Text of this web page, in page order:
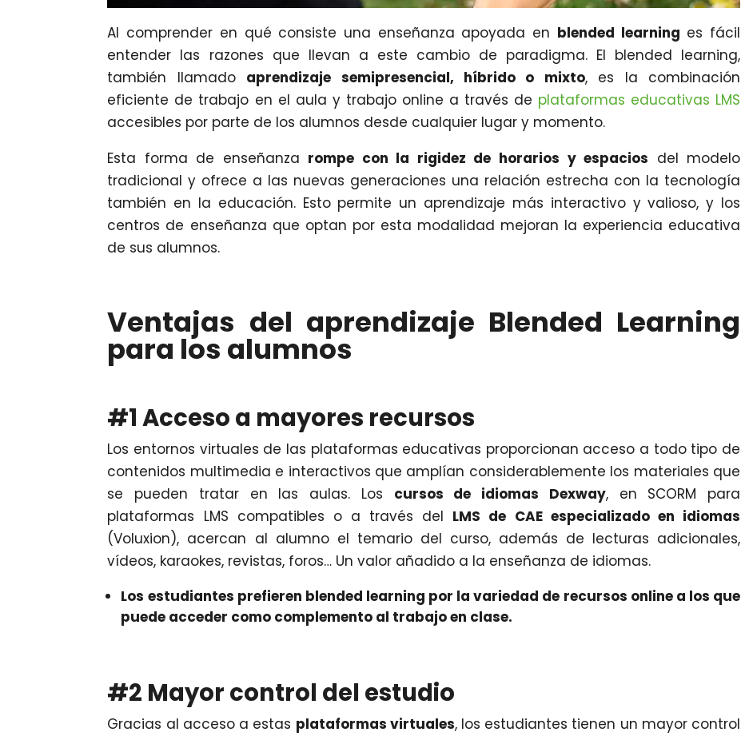
Al comprender en qué consiste una enseñanza apoyada en blended learning es fácil
entender las razones que llevan a este cambio de paradigma. El blended learning,
también llamado aprendizaje semipresencial, híbrido o mixto, es la combinación
eficiente de trabajo en el aula y trabajo online a través de plataformas educativas LMS
accesibles por parte de los alumnos desde cualquier lugar y momento.
Esta forma de enseñanza rompe con la rigidez de horarios y espacios del modelo
tradicional y ofrece a las nuevas generaciones una relación estrecha con la tecnología
también en la educación. Esto permite un aprendizaje más interactivo y valioso, y los
centros de enseñanza que optan por esta modalidad mejoran la experiencia educativa
de sus alumnos.
Ventajas del aprendizaje Blended Learning
para los alumnos
#1 Acceso a mayores recursos
Los entornos virtuales de las plataformas educativas proporcionan acceso a todo tipo de
contenidos multimedia e interactivos que amplían considerablemente los materiales que
se pueden tratar en las aulas. Los cursos de idiomas Dexway, en SCORM para
plataformas LMS compatibles o a través del LMS de CAE especializado en idiomas
(Voluxion), acercan al alumno el temario del curso, además de lecturas adicionales,
vídeos, karaokes, revistas, foros… Un valor añadido a la enseñanza de idiomas.
Los estudiantes prefieren blended learning por la variedad de recursos online a los que
puede acceder como complemento al trabajo en clase.
#2 Mayor control del estudio
Gracias al acceso a estas plataformas virtuales, los estudiantes tienen un mayor control